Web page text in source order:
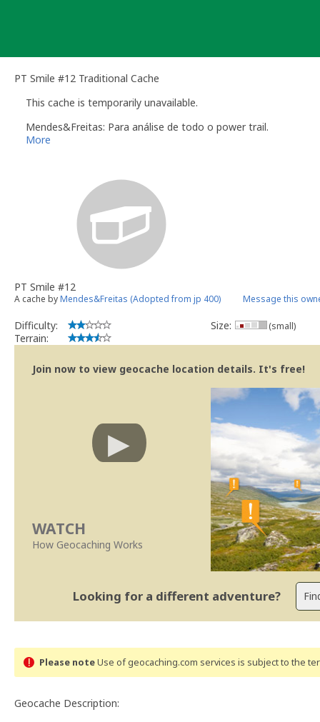
PT Smile #12 Traditional Cache
This cache is temporarily unavailable.
Mendes&Freitas: Para análise de todo o power trail.
More
PT Smile #12
A cache byMendes&Freitas (Adopted from jp 400) Message this
Difficulty:
Terrain:
Size: (small)
Join now to view geocache location details. It's free!
WATCH
How Geocaching Works
Looking for a different adventure?
Please noteUse of geocaching.com services is subject to the
Geocache Description: